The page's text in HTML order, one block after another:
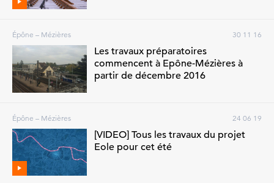
Épône – Mézières 30 11 16
Les travaux préparatoires
commencent à Epône-Mézières à
partir de décembre 2016
Épône – Mézières 24 06 19
[VIDEO] Tous les travaux du projet
Eole pour cet été